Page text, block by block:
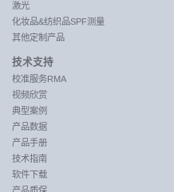
激光
化妆品&纺织品SPF测量
其他定制产品
技术支持
校准服务RMA
视频欣赏
典型案例
产品数据
产品手册
技术指南
软件下载